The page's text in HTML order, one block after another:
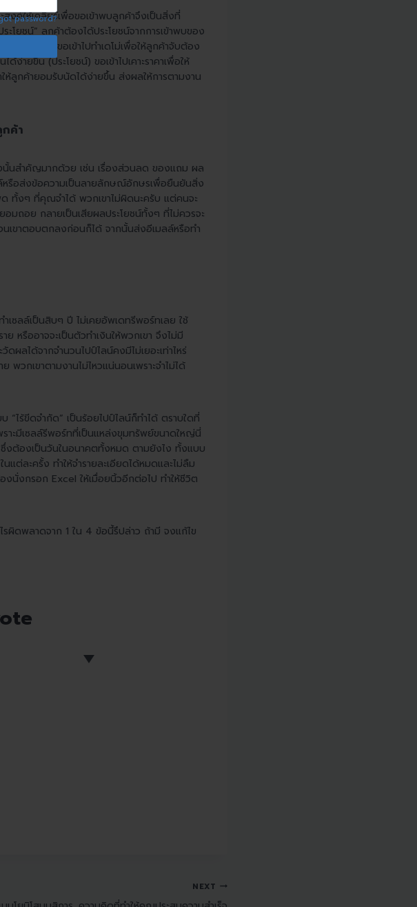
password?
งค์ให้เคลียร์เพื่อขอเข้าพบลูกค้าจึงเป็นสิ่งที่
โยชน์” ลูกค้าต้องได้ประโยชน์จากการเข้าพบของ
กขึ้น เช่น ขอเข้าไปทำเดโม่เพื่อให้ลูกค้าจับต้อง
ง่ายขึ้น (ประโยชน์) ขอเข้าไปเคาะราคาเพื่อให้
ห้ลูกค้ายอมรับนัดได้ง่ายขึ้น ส่งผลให้การตามงาน
ค้า
นั้นสำคัญมากด้วย เช่น เรื่องส่วนลด ของแถม ผล
หรือส่งข้อความเป็นลายลักษณ์อักษรเพื่อยืนยันสิ่ง
ทั้งๆ ที่คุณจำได้ พวกเขาไม่ผิดนะครับ แต่คนจะ
ถอย กลายเป็นเสียผลประโยชน์ทั้งๆ ที่ไม่ควรจะ
นเขาตอบตกลงก่อนก็ได้ จากนั้นส่งอีเมลล์หรือทำ
เซลล์เป็นสิบๆ ปี ไม่เคยอัพเดทรีพอร์ทเลย ใช้
หรืออาจจะเป็นตัวทำเงินให้พวกเขา จึงไม่มี
ผลได้จากจำนวนไปป์ไลน์คงมีไม่เยอะเท่าไหร่
พวกเขาตามงานไม่ไหวแน่นอนเพราะจำไม่ได้
ไร้ขีดจำกัด” เป็นร้อยไปป์ไลน์ก็ทำได้ ตราบใดที่
ราะมีเซลล์รีพอร์ทที่เป็นแหล่งขุมทรัพย์ขนาดใหญ่นี่
ซึ่งต้องเป็นวันในอนาคตทั้งหมด ตามยังไง ทั้งแบบ
แต่ละครั้ง ทำให้จำรายละเอียดได้หมดและไม่ลืม
นั่งกรอก Excel ให้เมื่อยนิ้วอีกต่อไป ทำให้ชีวิต
ผิดพลาดจาก 1 ใน 4 ข้อนี้รึปล่าว ถ้ามี จงแก้ไข
NEXT